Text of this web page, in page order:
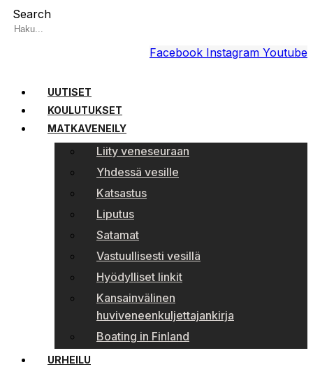
Search
Facebook Instagram Youtube
UUTISET
KOULUTUKSET
MATKAVENEILY
Liity veneseuraan
Yhdessä vesille
Katsastus
Liputus
Satamat
Vastuullisesti vesillä
Hyödylliset linkit
Kansainvälinen
huviveneenkuljettajankirja
Boating in Finland
URHEILU